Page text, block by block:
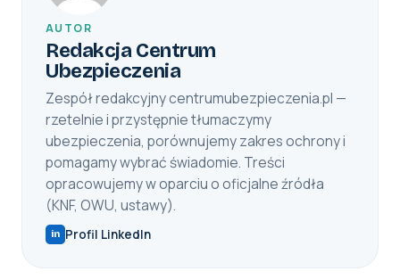
AUTOR
Redakcja Centrum
Ubezpieczenia
Zespół redakcyjny centrumubezpieczenia.pl —
rzetelnie i przystępnie tłumaczymy
ubezpieczenia, porównujemy zakres ochrony i
pomagamy wybrać świadomie. Treści
opracowujemy w oparciu o oficjalne źródła
(KNF, OWU, ustawy).
in Profil LinkedIn